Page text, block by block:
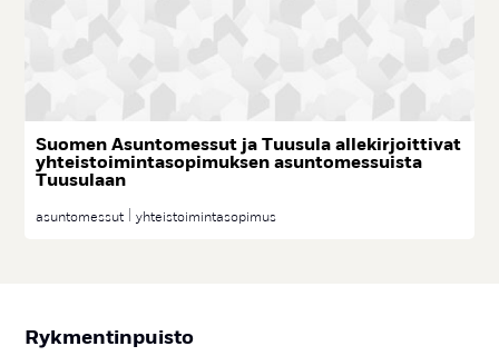
Suo­men Asun­to­mes­sut ja Tuu­su­la al­le­kir­joit­ti­vat
yh­teis­toi­min­ta­so­pi­muk­sen asun­to­mes­suis­ta
Tuu­su­laan
asuntomessut yhteistoimintasopimus
Ryk­men­tin­puis­to